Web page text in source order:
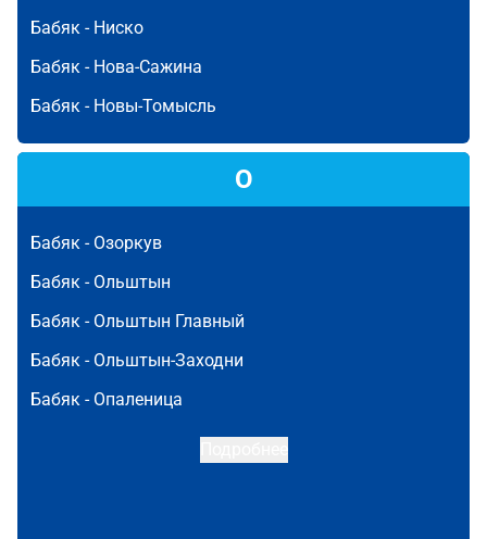
Бабяк - Ниско
Бабяк - Нова-Сажина
Бабяк - Новы-Томысль
О
Бабяк - Озоркув
Бабяк - Ольштын
Бабяк - Ольштын Главный
Бабяк - Ольштын-Заходни
Бабяк - Опаленица